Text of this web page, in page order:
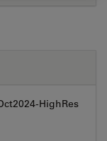
HighRes